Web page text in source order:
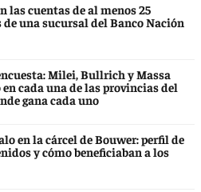
las cuentas de al menos 25
una sucursal del Banco Nación
Milei, Bullrich y Massa
cada una de las provincias del
gana cada uno
en la cárcel de Bouwer: perfil de
y cómo beneficiaban a los